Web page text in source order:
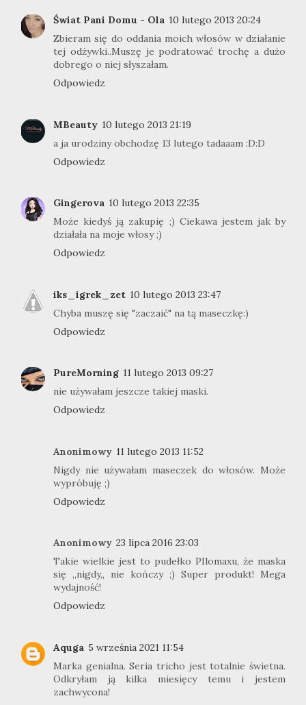
Świat Pani Domu - Ola 10 lutego 2013 20:24
Zbieram się do oddania moich włosów w działanie
tej odżywki..Muszę je podratować trochę a dużo
dobrego o niej słyszałam.
Odpowiedz
MBeauty 10 lutego 2013 21:19
a ja urodziny obchodzę 13 lutego tadaaam :D:D
Odpowiedz
Gingerova 10 lutego 2013 22:35
Może kiedyś ją zakupię ;) Ciekawa jestem jak by
działała na moje włosy ;)
Odpowiedz
iks_igrek_zet 10 lutego 2013 23:47
Chyba muszę się "zaczaić" na tą maseczkę:)
Odpowiedz
PureMorning 11 lutego 2013 09:27
nie używałam jeszcze takiej maski.
Odpowiedz
Anonimowy 11 lutego 2013 11:52
Nigdy nie używałam maseczek do włosów. Może
wypróbuję ;)
Odpowiedz
Anonimowy 23 lipca 2016 23:03
Takie wielkie jest to pudełko PIlomaxu, że maska
się ,,nigdy,, nie kończy ;) Super produkt! Mega
wydajność!
Odpowiedz
Aquga 5 września 2021 11:54
Marka genialna. Seria tricho jest totalnie świetna.
Odkryłam ją kilka miesięcy temu i jestem
zachwycona!